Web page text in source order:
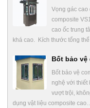
Vọng gác cao
composite
cao ốc trung
khá cao. Kích thước tổng
Bốt bảo vệ
Bốt bảo vệ
nghệ với thiết
vượt trội,
dụng vật liệu composite